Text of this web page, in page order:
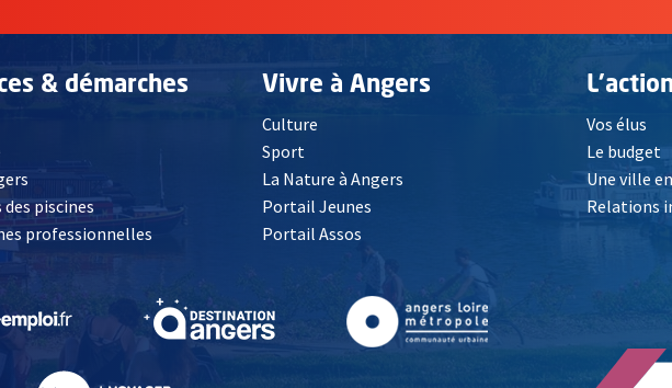
& démarches
, Ouvre une nouvelle fenêtre
piscines
professionnelles
Vivre à Angers
Culture
Sport
La Nature à Angers
Portail Jeunes
Portail Assos
Vos élus
Le budget
Une ville
Relations
fenêtre , Ouvre une nouvelle fenêtre , Ouvre une nouvelle fenêtre, Ouvre une nouvelle